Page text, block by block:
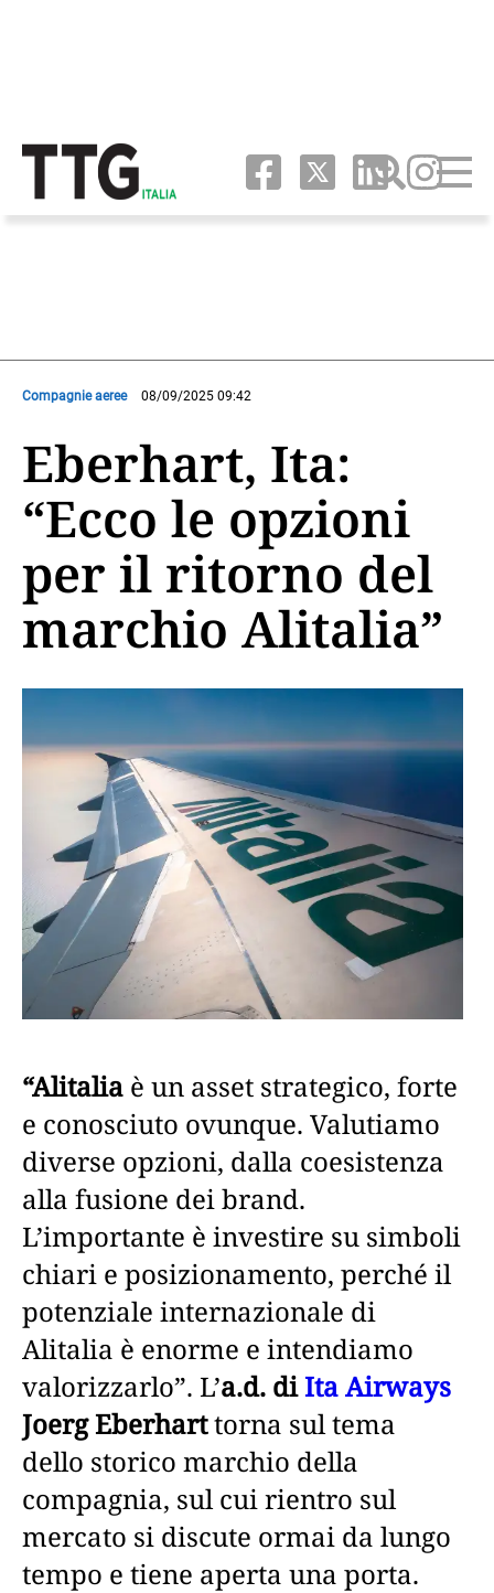
Compagnie aeree 08/09/2025 09:42
Eberhart, Ita:
“Ecco le opzioni
per il ritorno del
marchio Alitalia”
“Alitalia è un asset strategico, forte
e conosciuto ovunque. Valutiamo
diverse opzioni, dalla coesistenza
alla fusione dei brand.
L’importante è investire su simboli
chiari e posizionamento, perché il
potenziale internazionale di
Alitalia è enorme e intendiamo
valorizzarlo”. L’a.d. diIta Airways
Joerg Eberharttorna sul tema
dello storico marchio della
compagnia, sul cui rientro sul
mercato si discute ormai da lungo
tempo e tiene aperta una porta.